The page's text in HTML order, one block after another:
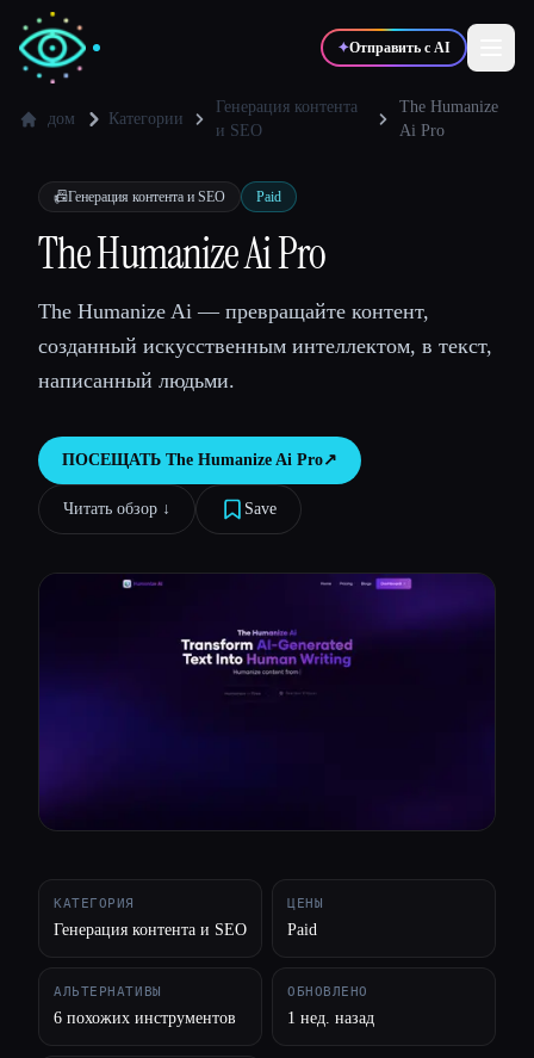
✦Отправить с AI
💻Разработчики 📈Маркетологи
🎓Студенты 🎬Креаторы
Блог
Сравнить инструменты
Все категории
дом Категории
Генерация контента
и SEO
The Humanize
Ai Pro
📠Генерация контента и SEO Paid
The Humanize Ai Pro
The Humanize Ai — превращайте контент,
созданный искусственным интеллектом, в текст,
написанный людьми.
ПОСЕЩАТЬ The Humanize Ai Pro↗︎
Читать обзор ↓︎ Save
КАТЕГОРИЯ
Генерация контента и SEO
ЦЕНЫ
Paid
АЛЬТЕРНАТИВЫ
6 похожих инструментов
ОБНОВЛЕНО
1 нед. назад